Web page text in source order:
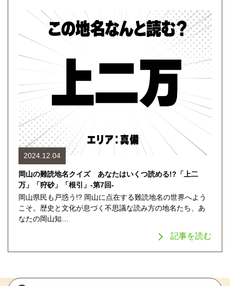
2024.12.04
岡山の難読地名クイズ あなたはいくつ読める!?「上二
万」「狩砂」「根引」-第7回-
岡山県民も戸惑う!? 岡山に点在する難読地名の世界へよう
こそ。歴史と文化が息づく不思議な読み方の地名たち、あ
なたの岡山知…
記事を読む